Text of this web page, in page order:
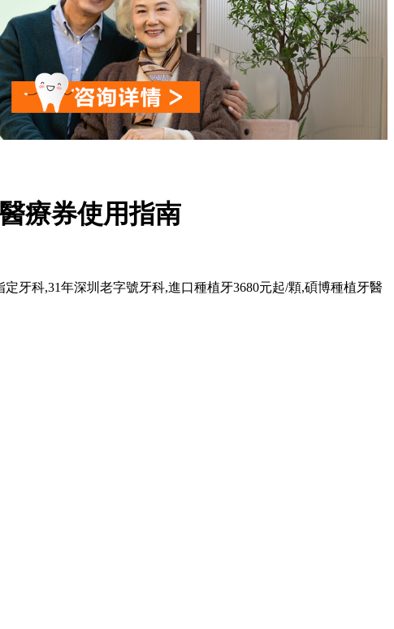
療券使用指南
牙科,31年深圳老字號牙科,進口種植牙3680元起/顆,碩博種植牙醫